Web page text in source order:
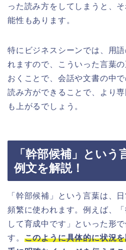
った読み方をしてしまうと、
能性もあります。
特にビジネスシーンでは、用
れますので、こういった言葉
おくことで、会話や文書の中
読み方ができることで、より
も上がるでしょう。
「幹部候補」という
例文を解説！
「幹部候補」という言葉は、
頻繁に使われます。例えば、
して育成中です」といった形
す。 このように具体的に状況